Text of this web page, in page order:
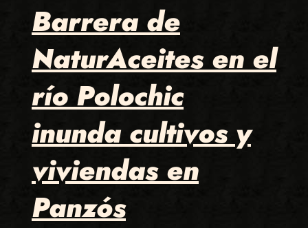
Barrera de
NaturAceites en el
río Polochic
inunda cultivos y
viviendas en
Panzós